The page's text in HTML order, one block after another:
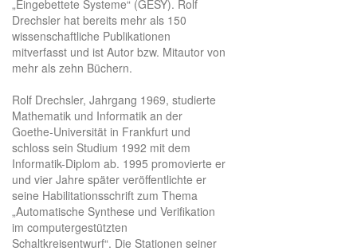
„Eingebettete Systeme“ (GESY). Rolf
Drechsler hat bereits mehr als 150
wissenschaftliche Publikationen
mitverfasst und ist Autor bzw. Mitautor von
mehr als zehn Büchern.
Rolf Drechsler, Jahrgang 1969, studierte
Mathematik und Informatik an der
Goethe-Universität in Frankfurt und
schloss sein Studium 1992 mit dem
Informatik-Diplom ab. 1995 promovierte er
und vier Jahre später veröffentlichte er
seine Habilitationsschrift zum Thema
„Automatische Synthese und Verifikation
im computergestützten
Schaltkreisentwurf“. Die Stationen seiner